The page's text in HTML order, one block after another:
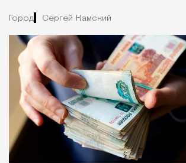
Город Сергей Камский